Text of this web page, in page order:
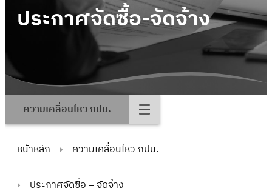
ประกาศจัดซื้อ-จัดจ้าง
ความเคลื่อนไหว กปน.
หน้าหลัก ความเคลื่อนไหว กปน.
ประกาศจัดซื้อ – จัดจ้าง